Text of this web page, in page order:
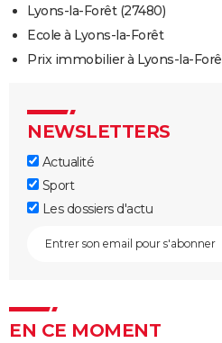
Lyons-la-Forêt (27480)
Ecole à Lyons-la-Forêt
Prix immobilier à Lyons-la-
NEWSLETTERS
Actualité
Sport
Les dossiers d'actu
EN CE MOMENT